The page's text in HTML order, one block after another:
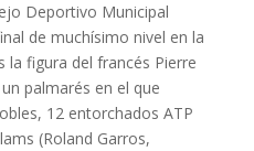
Deportivo Municipal
de muchísimo nivel en la
la figura del francés Pierre
palmarés en el que
12 entorchados ATP
(Roland Garros,